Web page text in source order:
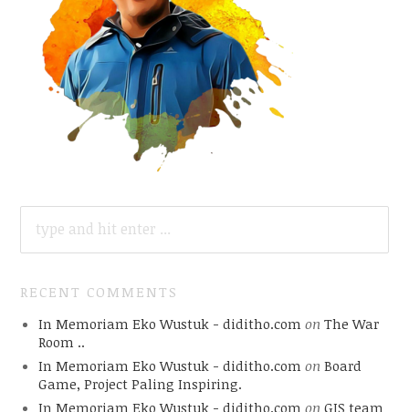
FOR:
RECENT COMMENTS
In Memoriam Eko Wustuk - diditho.com on The War
Room ..
In Memoriam Eko Wustuk - diditho.com on Board
Game, Project Paling Inspiring.
In Memoriam Eko Wustuk - diditho.com on GIS team